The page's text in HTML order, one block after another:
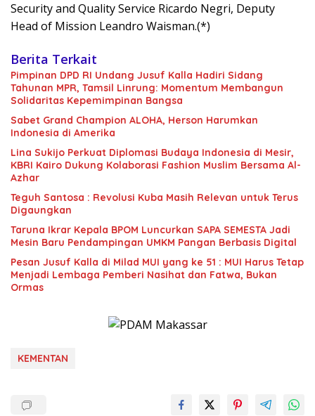
Security and Quality Service Ricardo Negri, Deputy
Head of Mission Leandro Waisman.(*)
Berita Terkait
Pimpinan DPD RI Undang Jusuf Kalla Hadiri Sidang
Tahunan MPR, Tamsil Linrung: Momentum Membangun
Solidaritas Kepemimpinan Bangsa
Sabet Grand Champion ALOHA, Herson Harumkan
Indonesia di Amerika
Lina Sukijo Perkuat Diplomasi Budaya Indonesia di Mesir,
KBRI Kairo Dukung Kolaborasi Fashion Muslim Bersama Al-
Azhar
Teguh Santosa : Revolusi Kuba Masih Relevan untuk Terus
Digaungkan
Taruna Ikrar Kepala BPOM Luncurkan SAPA SEMESTA Jadi
Mesin Baru Pendampingan UMKM Pangan Berbasis Digital
Pesan Jusuf Kalla di Milad MUI yang ke 51 : MUI Harus Tetap
Menjadi Lembaga Pemberi Nasihat dan Fatwa, Bukan
Ormas
KEMENTAN